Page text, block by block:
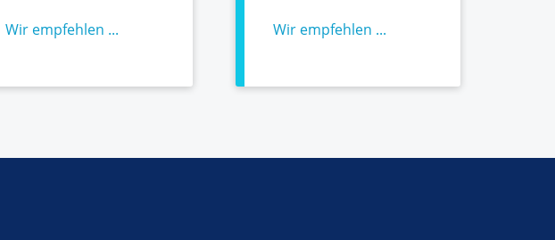
Wir empfehlen ... Wir empfehlen ...